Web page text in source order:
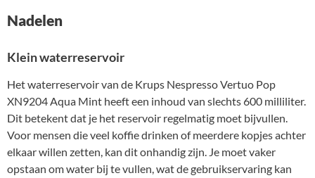
Nadelen
Klein waterreservoir
Het waterreservoir van de Krups Nespresso Vertuo Pop
XN9204 Aqua Mint heeft een inhoud van slechts 600 milliliter.
Dit betekent dat je het reservoir regelmatig moet bijvullen.
Voor mensen die veel koffie drinken of meerdere kopjes achter
elkaar willen zetten, kan dit onhandig zijn. Je moet vaker
opstaan om water bij te vullen, wat de gebruikservaring kan